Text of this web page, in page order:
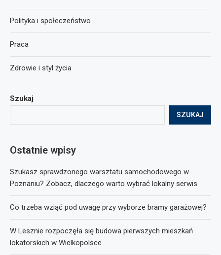
Szukaj
SZUKAJ
Ostatnie wpisy
Szukasz sprawdzonego warsztatu samochodowego w
Poznaniu? Zobacz, dlaczego warto wybrać lokalny serwis
Co trzeba wziąć pod uwagę przy wyborze bramy garażowej?
W Lesznie rozpoczęła się budowa pierwszych mieszkań
lokatorskich w Wielkopolsce
Polityka i społeczeństwo
Praca
Zdrowie i styl życia